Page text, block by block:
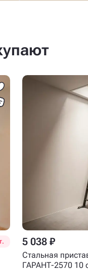
5 038 ₽
Стальная
ГАРАНТ-2570 10